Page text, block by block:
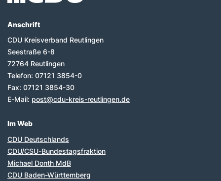
Anschrift
CDU Kreisverband Reutlingen
Seestraße 6-8
72764 Reutlingen
Telefon: 07121 3854-0
Fax: 07121 3854-30
E-Mail: post@cdu-kreis-reutlingen.de
Im Web
CDU Deutschlands
CDU/CSU-Bundestagsfraktion
Michael Donth MdB
CDU Baden-Württemberg